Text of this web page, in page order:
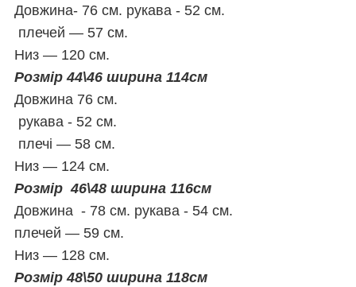
Довжина- 76 см. рукава - 52 см.
плечей — 57 см.
Низ — 120 см.
Розмір 44\46 ширина 114см
Довжина 76 см.
рукава - 52 см.
плечі — 58 см.
Низ — 124 см.
Розмір 46\48 ширина 116см
Довжина - 78 см. рукава - 54 см.
плечей — 59 см.
Низ — 128 см.
Розмір 48\50 ширина 118см